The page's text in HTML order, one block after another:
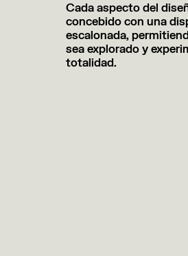
Cada aspecto del
concebido con una
escalonada,
sea explorado y
totalidad.